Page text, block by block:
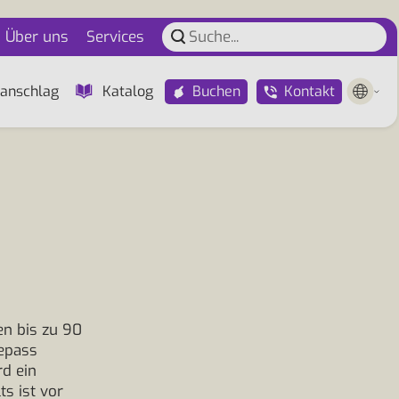
Über uns Services
Katalog Buchen Kontakt
bis zu 90
ein
ist vor